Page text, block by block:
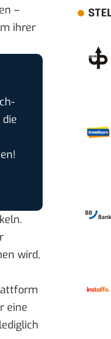
–
ihrer
wird,
eine